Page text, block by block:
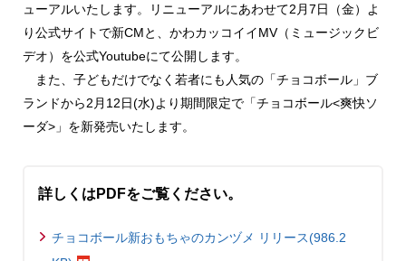
ューアルいたします。リニューアルにあわせて2月7日（金）よ
り公式サイトで新CMと、かわカッコイイMV（ミュージックビ
デオ）を公式Youtubeにて公開します。
また、子どもだけでなく若者にも人気の「チョコボール」ブ
ランドから2月12日(水)より期間限定で「チョコボール<爽快ソ
ーダ>」を新発売いたします。
詳しくはPDFをご覧ください。
チョコボール新おもちゃのカンヅメ リリース(986.2